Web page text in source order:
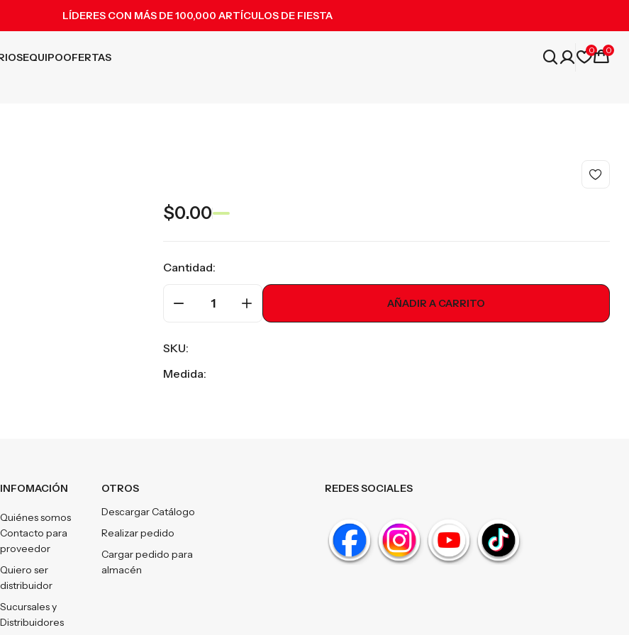
LÍDERES CON MÁS DE 100,000 ARTÍCULOS DE FIESTA
EQUIPOOFERTAS
0 0
$0.00
Cantidad:
1 AÑADIR A CARRITO
SKU:
Medida:
INFOMACIÓN
Quiénes somos
Contacto para
proveedor
Quiero ser
distribuidor
Sucursales y
Distribuidores
OTROS
Descargar Catálogo
Realizar pedido
Cargar pedido para
almacén
REDES SOCIALES